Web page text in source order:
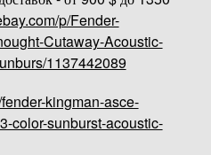
p/Fender-
Cutaway-Acoustic-
1137442089
kingman-asce-
color-sunburst-acoustic-